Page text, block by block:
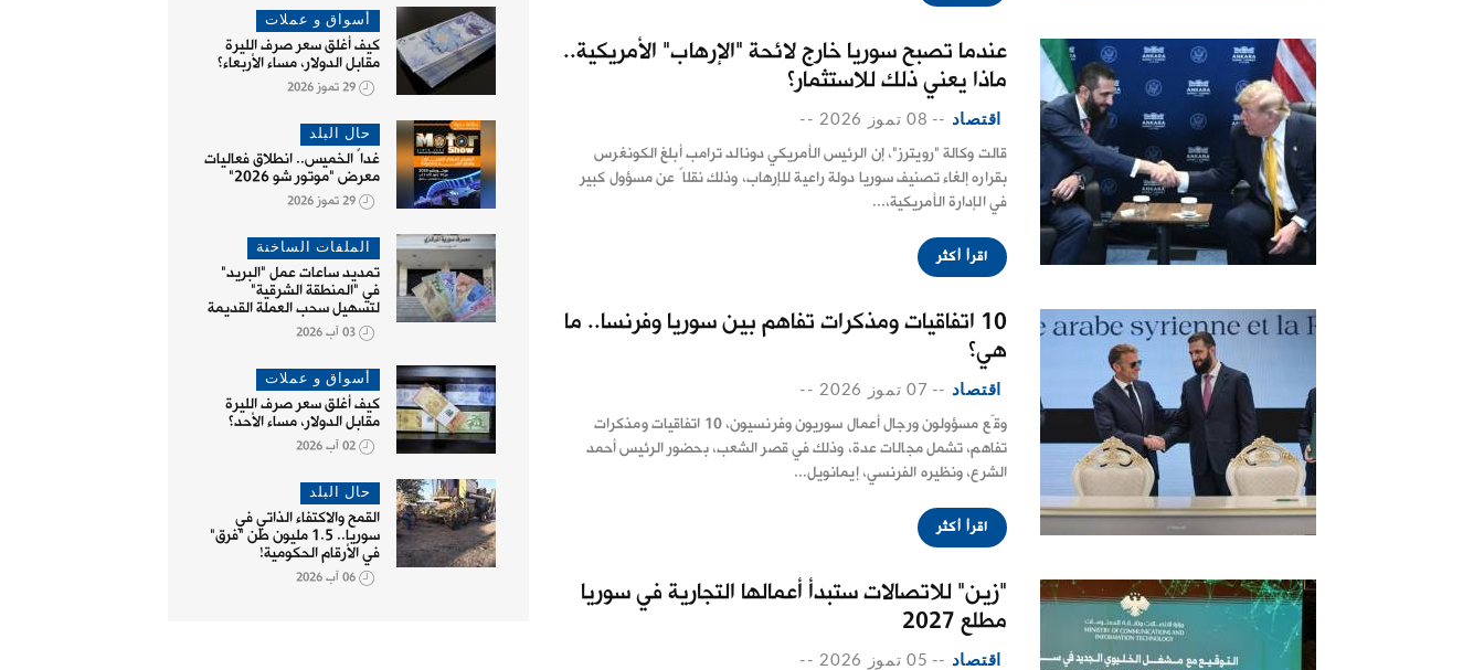
عندما تصبح سوريا خارج لائحة "الإرهاب" الأمريكية..
ماذا يعني ذلك للاستثمار؟
اقتصاد -- 08 تموز 2026 --
قالت وكالة "رويترز"، إن الرئيس الأمريكي دونالد ترامب أبلغ الكونغرس
بقراره إلغاء تصنيف سوريا دولة راعية للإرهاب، وذلك نقلاً عن مسؤول كبير
في الإدارة الأمريكية،...
اقرأ أكثر
10 اتفاقيات ومذكرات تفاهم بين سوريا وفرنسا.. ما
هي؟
اقتصاد -- 07 تموز 2026 --
وقّع مسؤولون ورجال أعمال سوريون وفرنسيون، 10 اتفاقيات ومذكرات
تفاهم، تشمل مجالات عدة، وذلك في قصر الشعب، بحضور الرئيس أحمد
الشرع، ونظيره الفرنسي، إيمانويل...
اقرأ أكثر
"زين" للاتصالات ستبدأ أعمالها التجارية في سوريا
مطلع 2027
اقتصاد -- 05 تموز 2026 --
أسواق و عملات
كيف أغلق سعر صرف الليرة
مقابل الدولار، مساء الأربعاء؟
29 تموز 2026
حال البلد
غداً الخميس.. انطلاق فعاليات
معرض "موتور شو 2026"
29 تموز 2026
الملفات الساخنة
تمديد ساعات عمل "البريد"
في "المنطقة الشرقية"
لتسهيل سحب العملة القديمة
03 آب 2026
أسواق و عملات
كيف أغلق سعر صرف الليرة
مقابل الدولار، مساء الأحد؟
02 آب 2026
حال البلد
القمح والاكتفاء الذاتي في
سوريا.. 1.5 مليون طن "فرق"
في الأرقام الحكومية!
06 آب 2026